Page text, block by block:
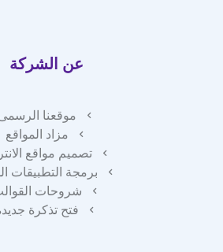
عن الشركة
موقعنا
مزاد المواقع
تصميم مواقع
برمجة التطبيقات
شروحات
فتح تذكرة